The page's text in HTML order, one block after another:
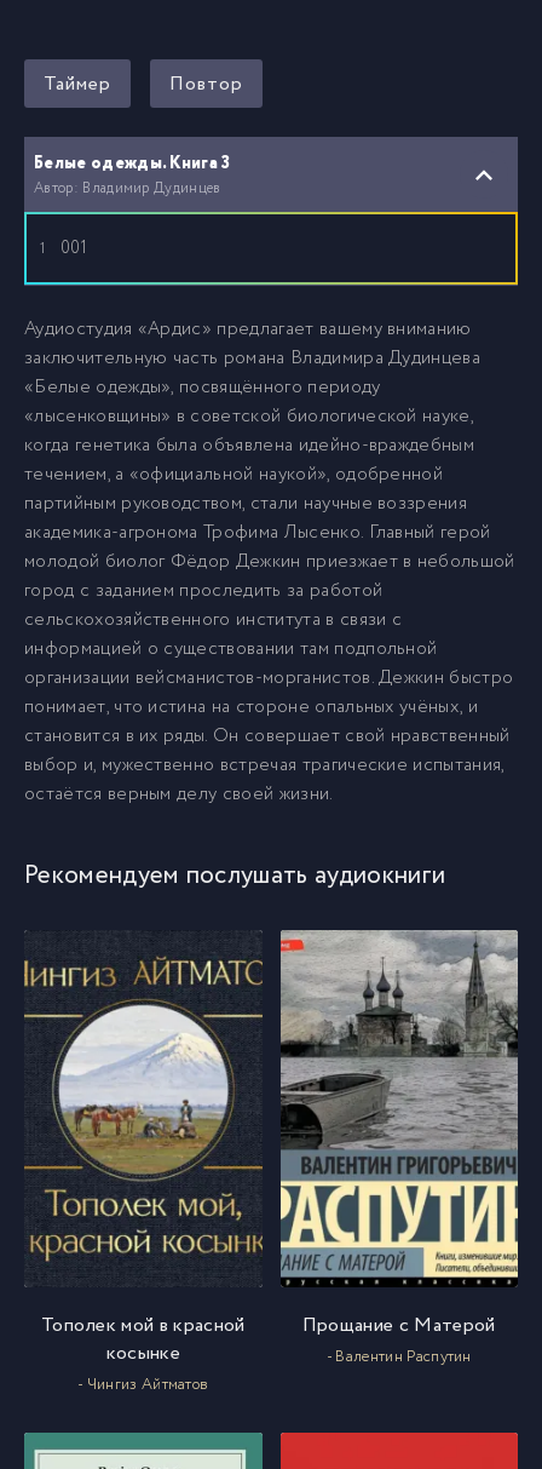
Таймер Повтор
Белые одежды. Книга 3
Автор: Владимир Дудинцев
1 001
Аудиостудия «Ардис» предлагает вашему вниманию
заключительную часть романа Владимира Дудинцева
«Белые одежды», посвящённого периоду
«лысенковщины» в советской биологической науке,
когда генетика была объявлена идейно-враждебным
течением, а «официальной наукой», одобренной
партийным руководством, стали научные воззрения
академика-агронома Трофима Лысенко. Главный герой
молодой биолог Фёдор Дежкин приезжает в небольшой
город с заданием проследить за работой
сельскохозяйственного института в связи с
информацией о существовании там подпольной
организации вейсманистов-морганистов. Дежкин быстро
понимает, что истина на стороне опальных учёных, и
становится в их ряды. Он совершает свой нравственный
выбор и, мужественно встречая трагические испытания,
остаётся верным делу своей жизни.
Рекомендуем послушать аудиокниги
Тополек мой в красной
косынке
- Чингиз Айтматов
Прощание с Матерой
- Валентин Распутин